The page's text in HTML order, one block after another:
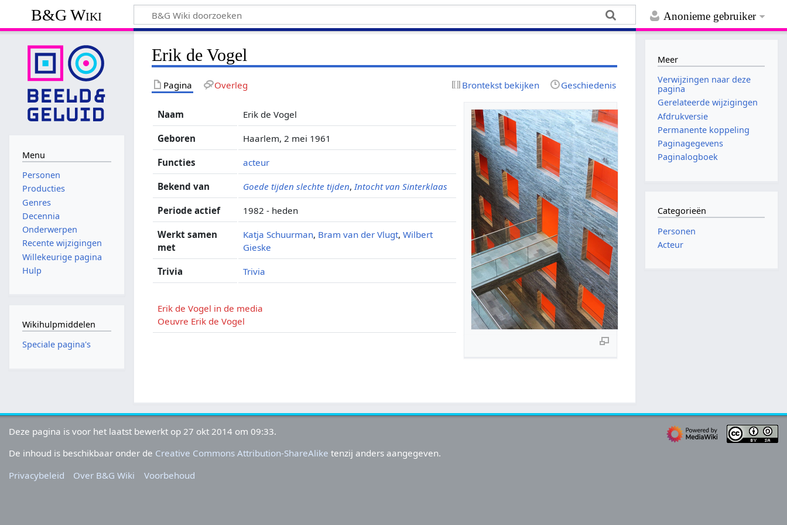
Anonieme gebruiker
B&G Wiki
Erik de Vogel
Pagina Overleg Brontekst bekijken Geschiedenis
Naam Erik de Vogel
Geboren Haarlem, 2 mei 1961
Functies acteur
Bekend van Goede tijden slechte tijden, Intocht van Sinterklaas
Periode actief 1982 - heden
Werkt samen
met
Katja Schuurman, Bram van der Vlugt,Wilbert
Gieske
Trivia Trivia
Erik de Vogel in de media
Oeuvre Erik de Vogel
Menu
Personen
Producties
Genres
Decennia
Onderwerpen
Recente wijzigingen
Willekeurige pagina
Hulp
Wikihulpmiddelen
Speciale pagina's
Meer
Verwijzingen naar deze
pagina
Gerelateerde wijzigingen
Afdrukversie
Permanente koppeling
Paginagegevens
Paginalogboek
Categorieën
Personen
Acteur
Deze pagina is voor het laatst bewerkt op 27 okt 2014 om 09:33.
De inhoud is beschikbaar onder de Creative Commons Attribution-ShareAlike tenzij anders aangegeven.
Privacybeleid
Over B&G Wiki Voorbehoud